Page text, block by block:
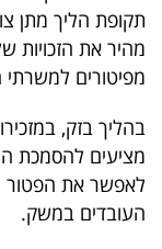
פודקאסט
40
UNDER
40
תקופת הליך מתן
מהיר את הזכויות
מפיטורים למשרתי
בהליך בזק,
מציעים להסמכת
לאפשר את הפטור
העובדים במשק.